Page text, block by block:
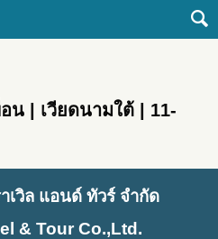
| เวียดนามใต้ | 11-
เวิล แอนด์ ทัวร์ จำกัด
& Tour Co.,Ltd.